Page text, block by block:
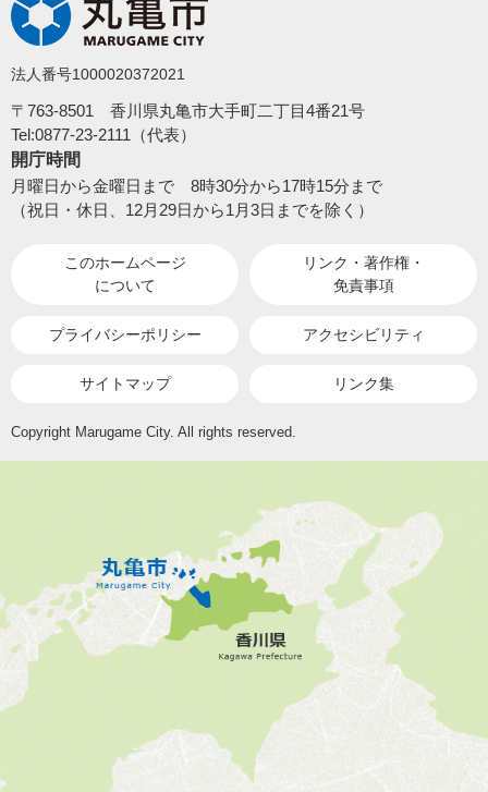
法人番号1000020372021
〒763-8501 香川県丸亀市大手町二丁目4番21号
Tel:0877-23-2111（代表）
開庁時間
月曜日から金曜日まで 8時30分から17時15分まで
（祝日・休日、12月29日から1月3日までを除く）
このホームページ
について
リンク・著作権・
免責事項
プライバシーポリシー アクセシビリティ
サイトマップ リンク集
Copyright Marugame City. All rights reserved.